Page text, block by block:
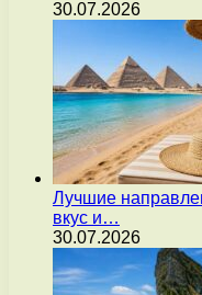
30.07.2026
Лучшие
вкус и…
30.07.2026